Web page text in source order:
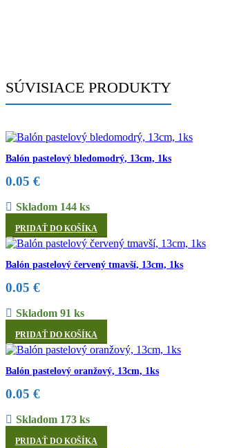
SÚVISIACE PRODUKTY
Balón pastelový bledomodrý, 13cm, 1ks
0.05 €
Skladom 144 ks
PRIDAŤ DO KOŠÍKA
Balón pastelový červený tmavší, 13cm, 1ks
0.05 €
Skladom 91 ks
PRIDAŤ DO KOŠÍKA
Balón pastelový oranžový, 13cm, 1ks
0.05 €
Skladom 173 ks
PRIDAŤ DO KOŠÍKA